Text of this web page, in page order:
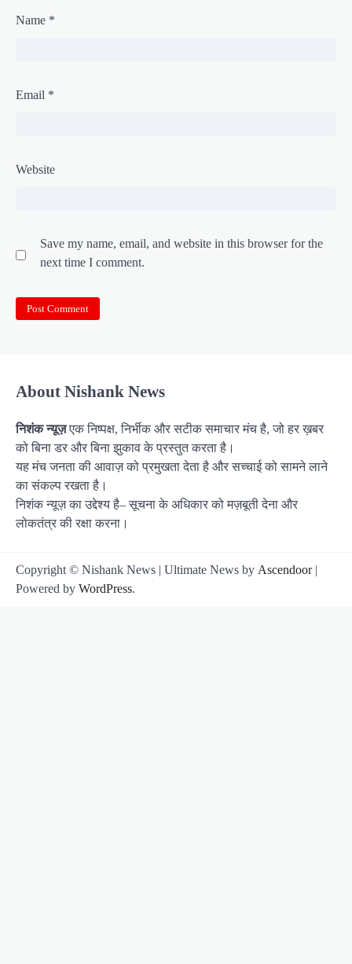
Name *
Email *
Website
Save my name, email, and website in this browser for the
next time I comment.
About Nishank News
निशंक न्यूज़एक निष्पक्ष, निर्भीक और सटीक समाचार मंच है, जो हर ख़बर
को बिना डर और बिना झुकाव के प्रस्तुत करता है।
यह मंच जनता की आवाज़ को प्रमुखता देता है और सच्चाई को सामने लाने
का संकल्प रखता है।
निशंक न्यूज़ का उद्देश्य है– सूचना के अधिकार को मज़बूती देना और
लोकतंत्र की रक्षा करना।
Copyright © Nishank News | Ultimate News by Ascendoor|
Powered by WordPress.